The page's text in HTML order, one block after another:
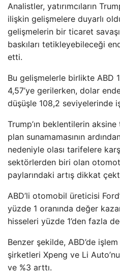
Analistler, yatırımcıların
ilişkin gelişmelere duyarlı
gelişmelerin bir ticaret
baskıları tetikleyebileceği
etti.
Bu gelişmelerle birlikte ABD
4,57’ye gerilerken, dolar
düşüşle 108,2 seviyelerinde
Trump’ın beklentilerin
plan sunamamasının
nedeniyle olası tarifelere
sektörlerden biri olan
paylarındaki artış dikkat
ABD’li otomobil üreticisi
yüzde 1 oranında değer
hisseleri yüzde 1’den fazla
Benzer şekilde, ABD’de
şirketleri Xpeng ve Li
ve %3 arttı.